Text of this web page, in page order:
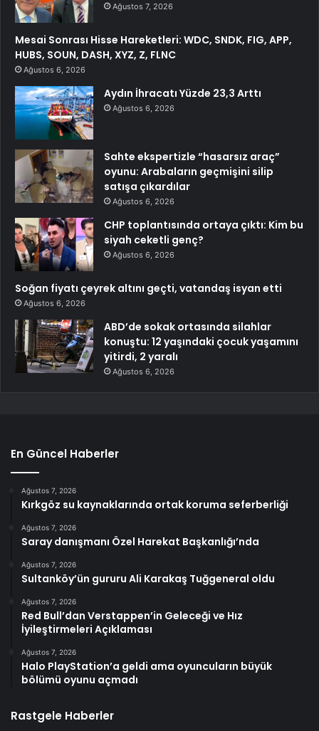
Ağustos 7, 2026
Mesai Sonrası Hisse Hareketleri: WDC, SNDK, FIG, APP,
HUBS, SOUN, DASH, XYZ, Z, FLNC
Ağustos 6, 2026
Aydın İhracatı Yüzde 23,3 Arttı
Ağustos 6, 2026
Sahte ekspertizle “hasarsız araç”
oyunu: Arabaların geçmişini silip
satışa çıkardılar
Ağustos 6, 2026
CHP toplantısında ortaya çıktı: Kim bu
siyah ceketli genç?
Ağustos 6, 2026
Soğan fiyatı çeyrek altını geçti, vatandaş isyan etti
Ağustos 6, 2026
ABD’de sokak ortasında silahlar
konuştu: 12 yaşındaki çocuk yaşamını
yitirdi, 2 yaralı
Ağustos 6, 2026
En Güncel Haberler
Ağustos 7, 2026
Kırkgöz su kaynaklarında ortak koruma seferberliği
Ağustos 7, 2026
Saray danışmanı Özel Harekat Başkanlığı’nda
Ağustos 7, 2026
Sultanköy’ün gururu Ali Karakaş Tuğgeneral oldu
Ağustos 7, 2026
Red Bull’dan Verstappen’in Geleceği ve Hız
İyileştirmeleri Açıklaması
Ağustos 7, 2026
Halo PlayStation’a geldi ama oyuncuların büyük
bölümü oyunu açmadı
Rastgele Haberler